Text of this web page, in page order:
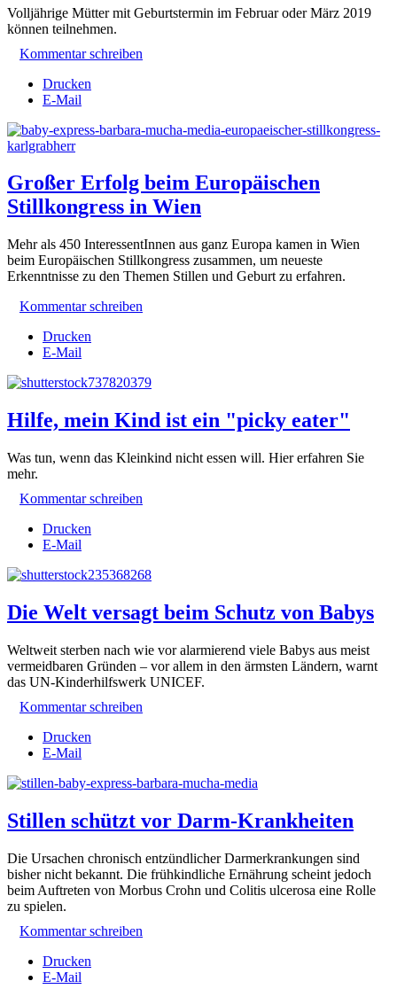
Volljährige Mütter mit Geburtstermin im Februar oder März 2019
können teilnehmen.
Kommentar schreiben
Drucken
E-Mail
Großer Erfolg beim Europäischen
Stillkongress in Wien
Mehr als 450 InteressentInnen aus ganz Europa kamen in Wien
beim Europäischen Stillkongress zusammen, um neueste
Erkenntnisse zu den Themen Stillen und Geburt zu erfahren.
Kommentar schreiben
Drucken
E-Mail
Hilfe, mein Kind ist ein "picky eater"
Was tun, wenn das Kleinkind nicht essen will. Hier erfahren Sie
mehr.
Kommentar schreiben
Drucken
E-Mail
Die Welt versagt beim Schutz von Babys
Weltweit sterben nach wie vor alarmierend viele Babys aus meist
vermeidbaren Gründen – vor allem in den ärmsten Ländern, warnt
das UN-Kinderhilfswerk UNICEF.
Kommentar schreiben
Drucken
E-Mail
Stillen schützt vor Darm-Krankheiten
Die Ursachen chronisch entzündlicher Darmerkrankungen sind
bisher nicht bekannt. Die frühkindliche Ernährung scheint jedoch
beim Auftreten von Morbus Crohn und Colitis ulcerosa eine Rolle
zu spielen.
Kommentar schreiben
Drucken
E-Mail